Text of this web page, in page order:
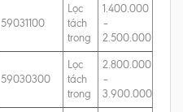
59031100
Lọc
tách
trong
1.400.000
–
2.500.000
59030300
Lọc
tách
trong
2.800.000
–
3.900.000